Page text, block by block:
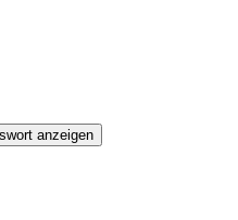
anzeigen